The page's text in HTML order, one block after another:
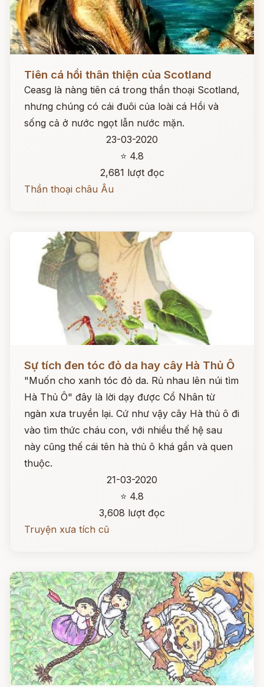
Tiên cá hồi thân thiện của Scotland
Ceasg là nàng tiên cá trong thần thoại Scotland,
nhưng chúng có cái đuôi của loài cá Hồi và
sống cả ở nước ngọt lẫn nước mặn.
23-03-2020
⭐ 4.8
2,681 lượt đọc
Thần thoại châu Âu
Sự tích đen tóc đỏ da hay cây Hà Thủ Ô
"Muốn cho xanh tóc đỏ da. Rủ nhau lên núi tìm
Hà Thủ Ô" đây là lời dạy được Cổ Nhân từ
ngàn xưa truyền lại. Cứ như vậy cây Hà thủ ô đi
vào tìm thức cháu con, với nhiều thế hệ sau
này cũng thế cái tên hà thủ ô khá gần và quen
thuộc.
21-03-2020
⭐ 4.8
3,608 lượt đọc
Truyện xưa tích cũ